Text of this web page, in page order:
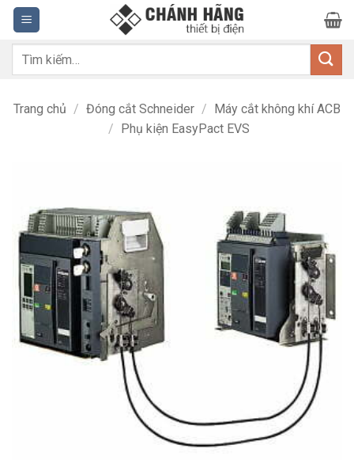
Bỏ
qua
nội
dung
Tìm
Trang chủ / Đóng cắt Schneider / Máy cắt không khí ACB
/ Phụ kiện EasyPact EVS